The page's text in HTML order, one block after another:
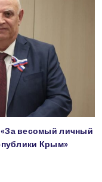
весомый личный
Крым»